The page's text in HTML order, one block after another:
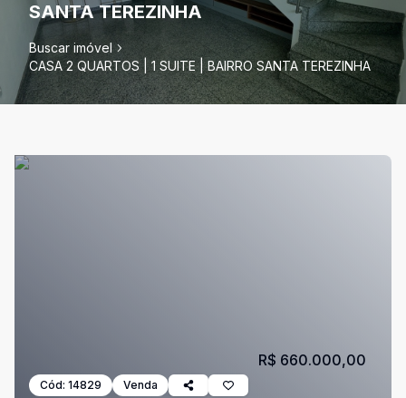
SANTA TEREZINHA
Buscar imóvel
CASA 2 QUARTOS | 1 SUITE | BAIRRO SANTA TEREZINHA
Cód: 14829 Venda
R$ 660.000,00